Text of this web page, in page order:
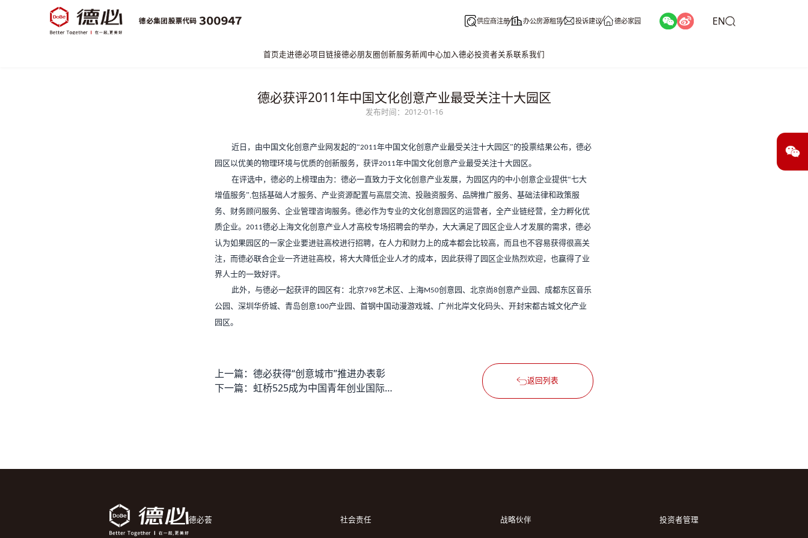
供应商注册 办公房源租赁 投诉建议 德必家园 EN
首页走进德必项目链接德必朋友圈创新服务新闻中心加入德必投资者关系联系我们
德必获评2011年中国文化创意产业最受关注十大园区
发布时间：2012-01-16
近日，由中国文化创意产业网发起的“2011年中国文化创意产业最受关注十大园区”的投票结果公布， 德必
园区以优美的物理环境与优质的创新服务，获评2011年中国文化创意产业最受关注十大园区。
在评选中，德必的上榜理由为：德必一直致力于文化创意产业发展，为园区内的中小创意企业提供“七大
增值服务”,包括基础人才服务、产业资源配置与高层交流、投融资服务、品牌推广服务、基础法律和政策服
务、财务顾问服务、企业管理咨询服务。德必作为专业的文化创意园区的运营者，全产业链经营，全力孵化优
质企业。 2011德必上海文化创意产业人才高校专场招聘会的举办，大大满足了园区企业人才发展的需求，德必
认为如果园区的一家企业要进驻高校进行招聘，在人力和财力上的成本都会比较高，而且也不容易获得很高关
注，而德必联合企业一齐进驻高校，将大大降低企业人才的成本，因此获得了园区企业热烈欢迎，也赢得了业
界人士的一致好评。
此外，与德必一起获评的园区有：北京798艺术区、上海M50创意园、北京尚8创意产业园、成都东区音乐
公园、深圳华侨城、青岛创意100产业园、首钢中国动漫游戏城、广州北岸文化码头、开封宋都古城文化产业
园区。
上一篇： 德必获得“创意城市”推进办表彰
下一篇：
虹桥525成为中国青年创业国际计划（YBC）紫竹办新增服务站
返回列表
德必荟 社会责任 战略伙伴 投资者管理